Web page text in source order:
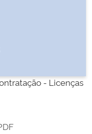
- Licenças